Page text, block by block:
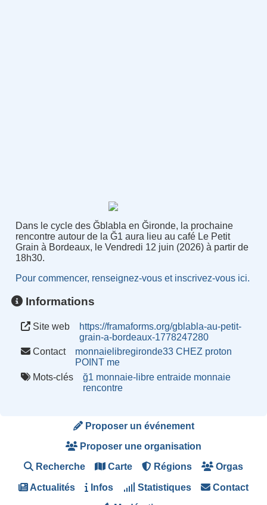
Dans le cycle des Ğblabla en Ğironde, la prochaine
rencontre autour de la Ğ1 aura lieu au café Le Petit
Grain à Bordeaux, le Vendredi 12 juin (2026) à partir de
18h30.
Pour commencer, renseignez-vous et inscrivez-vous ici.
Informations
Site web
https://framaforms.org/gblabla-au-petit-
grain-a-bordeaux-1778247280
Contact
monnaielibregironde33 CHEZ proton
POINT me
Mots-clés
ğ1 monnaie-libre entraide monnaie
rencontre
Proposer un événement
Proposer une organisation
Recherche Carte Régions Orgas
Actualités Infos Statistiques Contact